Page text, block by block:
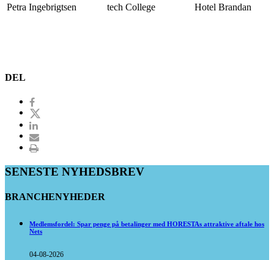
Petra Ingebrigtsen tech College Hotel Brandan
DEL
SENESTE NYHEDSBREV
BRANCHENYHEDER
Medlemsfordel: Spar penge på betalinger med HORESTAs attraktive aftale hos
Nets
04-08-2026